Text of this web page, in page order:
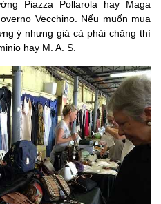
Piazza Pollarola hay Maga
Vecchino. Nếu muốn mua
ý nhưng giá cả phải chăng thì
hay M. A. S.